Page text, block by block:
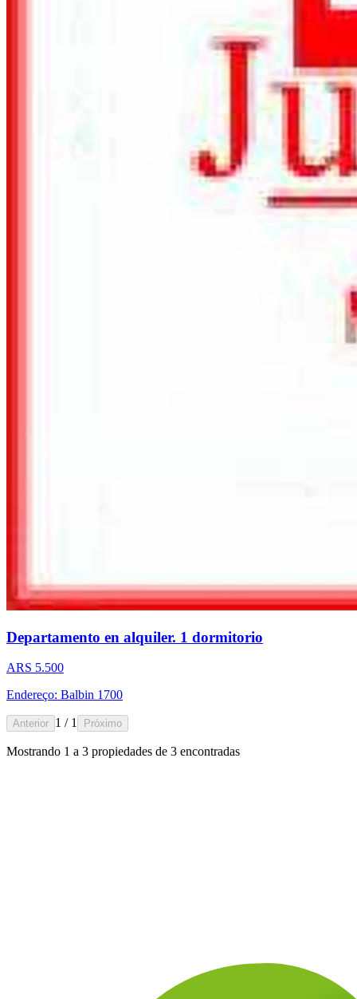
Departamento en alquiler. 1 dormitorio
ARS 5.500
Endereço: Balbin 1700
Anterior 1 / 1 Próximo
Mostrando 1 a 3 propiedades de 3 encontradas